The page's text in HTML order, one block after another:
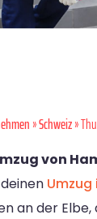
»Schweiz»
von
Umzug
an der Elbe,